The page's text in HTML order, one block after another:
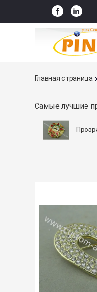
Главная страница
Самые лучшие